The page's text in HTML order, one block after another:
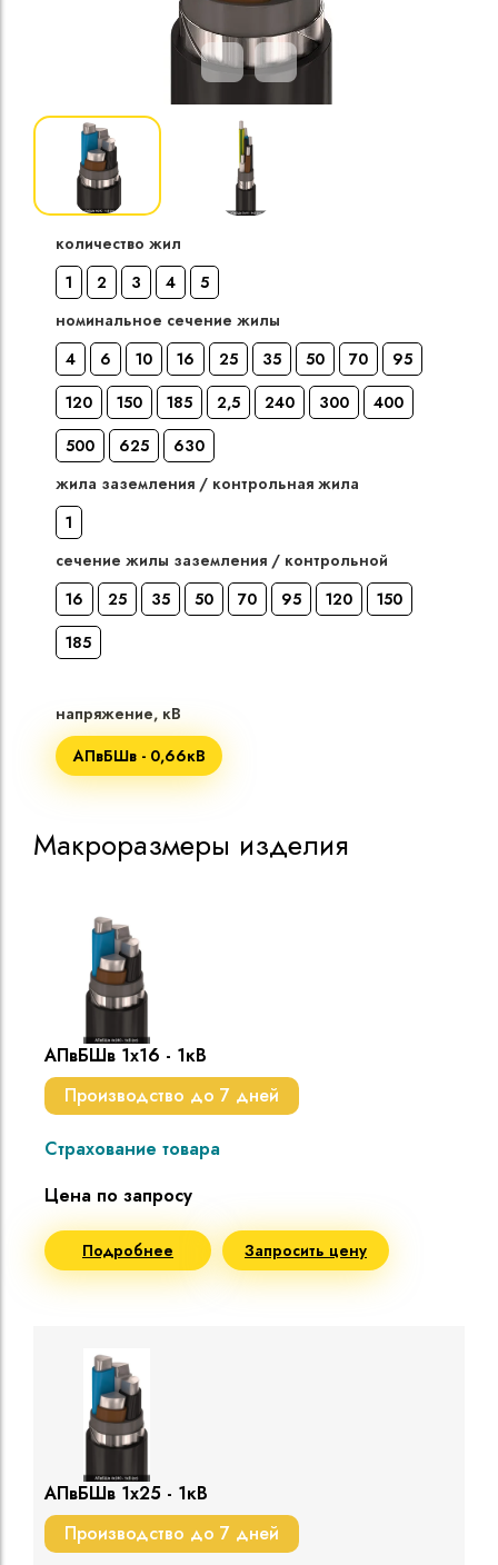
количество жил
1
2 3 4
5
номинальное сечение жилы
4
6 10 16 25 35 50 70
95
120
150 185 2,5 240 300
400
500
625
630
жила заземления / контрольная жила
1
сечение жилы заземления / контрольной
16
25 35 50 70 95 120
150
185
напряжение, кВ
АПвБШв - 0,66кВ
Макроразмеры изделия
АПвБШв 1х16 - 1кВ
Производство до 7 дней
Страхование товара
Цена по запросу
Подробнее Запросить цену
АПвБШв 1х25 - 1кВ
Производство до 7 дней